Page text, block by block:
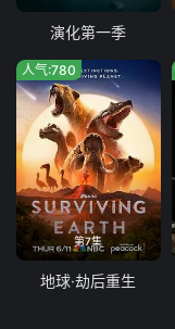
演化第一季
第7集
人气:780
地球·劫后重生